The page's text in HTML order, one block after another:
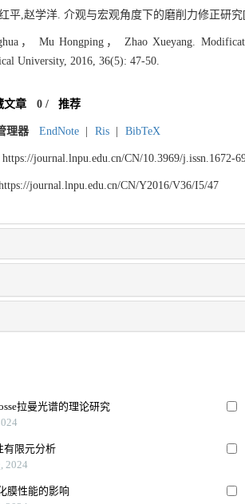
平,赵学洋. 介观与宏观角度下的磨削力修正研
， Mu Hongping， Zhao Xueyang.
University, 2016, 36(5): 47-50.
文章 0/ 推荐
理器 EndNote Ris BibTeX
https://journal.lnpu.edu.cn/CN/10.3969/j.issn.1672-
journal.lnpu.edu.cn/CN/Y2016/V36/I5/47
拉曼光谱的理论研究
有限元分析
2024
膜性能的影响